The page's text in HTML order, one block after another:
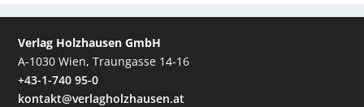
Verlag Holzhausen GmbH
A-1030 Wien, Traungasse 14-16
+43-1-740 95-0
kontakt@verlagholzhausen.at